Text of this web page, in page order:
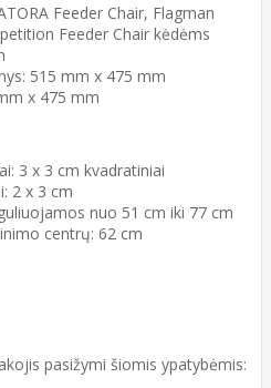
Feeder Chair, Flagman
Feeder Chair kėdėms
515 mm x 475 mm
x 475 mm
3 x 3 cm kvadratiniai
2 x 3 cm
nuo 51 cm iki 77 cm
centrų: 62 cm
pasižymi šiomis ypatybėmis: